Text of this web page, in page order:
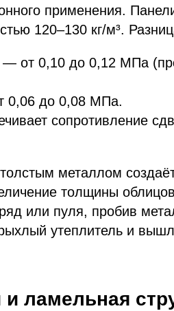
применения.
120–130 кг/м³.
— от 0,10 до 0,12 МПа
0,06 до 0,08 МПа.
сопротивление
металлом
толщины
или пуля, пробив
утеплитель и
ламельная